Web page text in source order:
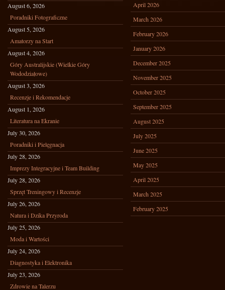
August 6, 2026
Poradniki Fotograficzne
August 5, 2026
Amatorzy na Start
August 4, 2026
Góry Australijskie (Wielkie Góry
Wododziałowe)
August 3, 2026
Recenzje i Rekomendacje
August 1, 2026
Literatura na Ekranie
July 30, 2026
Poradniki i Pielęgnacja
July 28, 2026
Imprezy Integracyjne i Team Building
July 28, 2026
Sprzęt Treningowy i Recenzje
July 26, 2026
Natura i Dzika Przyroda
July 25, 2026
Moda i Wartości
July 24, 2026
Diagnostyka i Elektronika
July 23, 2026
Zdrowie na Talerzu
April 2026
March 2026
February 2026
January 2026
December 2025
November 2025
October 2025
September 2025
August 2025
July 2025
June 2025
May 2025
April 2025
March 2025
February 2025